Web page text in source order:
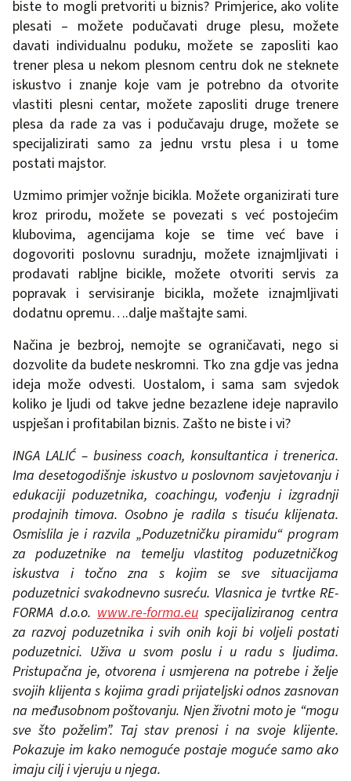
biste to mogli pretvoriti u biznis? Primjerice, ako volite
plesati – možete podučavati druge plesu, možete
davati individualnu poduku, možete se zaposliti kao
trener plesa u nekom plesnom centru dok ne steknete
iskustvo i znanje koje vam je potrebno da otvorite
vlastiti plesni centar, možete zaposliti druge trenere
plesa da rade za vas i podučavaju druge, možete se
specijalizirati samo za jednu vrstu plesa i u tome
postati majstor.
Uzmimo primjer vožnje bicikla. Možete organizirati ture
kroz prirodu, možete se povezati s već postojećim
klubovima, agencijama koje se time već bave i
dogovoriti poslovnu suradnju, možete iznajmljivati i
prodavati rabljne bicikle, možete otvoriti servis za
popravak i servisiranje bicikla, možete iznajmljivati
dodatnu opremu….dalje maštajte sami.
Načina je bezbroj, nemojte se ograničavati, nego si
dozvolite da budete neskromni. Tko zna gdje vas jedna
ideja može odvesti. Uostalom, i sama sam svjedok
koliko je ljudi od takve jedne bezazlene ideje napravilo
uspješan i profitabilan biznis. Zašto ne biste i vi?
INGA LALIĆ – business coach, konsultantica i trenerica.
Ima desetogodišnje iskustvo u poslovnom savjetovanju i
edukaciji poduzetnika, coachingu, vođenju i izgradnji
prodajnih timova. Osobno je radila s tisuću klijenata.
Osmislila je i razvila „Poduzetničku piramidu“ program
za poduzetnike na temelju vlastitog poduzetničkog
iskustva i točno zna s kojim se sve situacijama
poduzetnici svakodnevno susreću. Vlasnica je tvrtke RE-
FORMA d.o.o. www.re-forma.eu specijaliziranog centra
za razvoj poduzetnika i svih onih koji bi voljeli postati
poduzetnici. Uživa u svom poslu i u radu s ljudima.
Pristupačna je, otvorena i usmjerena na potrebe i želje
svojih klijenta s kojima gradi prijateljski odnos zasnovan
na međusobnom poštovanju. Njen životni moto je “mogu
sve što poželim”. Taj stav prenosi i na svoje klijente.
Pokazuje im kako nemoguće postaje moguće samo ako
imaju cilj i vjeruju u njega.